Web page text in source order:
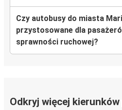
Czy autobusy do miasta
przystosowane dla
sprawności ruchowej?
Odkryj więcej